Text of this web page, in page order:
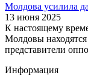
Молдова усилила
13 июня 2025
К настоящему
Молдовы
представители
Информация